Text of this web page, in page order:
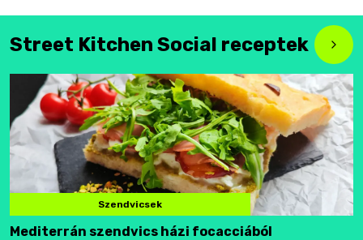
Street Kitchen Social receptek
Szendvicsek
Mediterrán szendvics házi focacciából